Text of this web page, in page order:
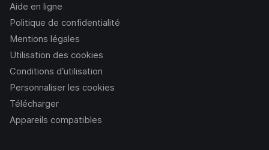
Aide en ligne
Politique de confidentialité
Mentions légales
Utilisation des cookies
Conditions d’utilisation
Personnaliser les cookies
Télécharger
Appareils compatibles